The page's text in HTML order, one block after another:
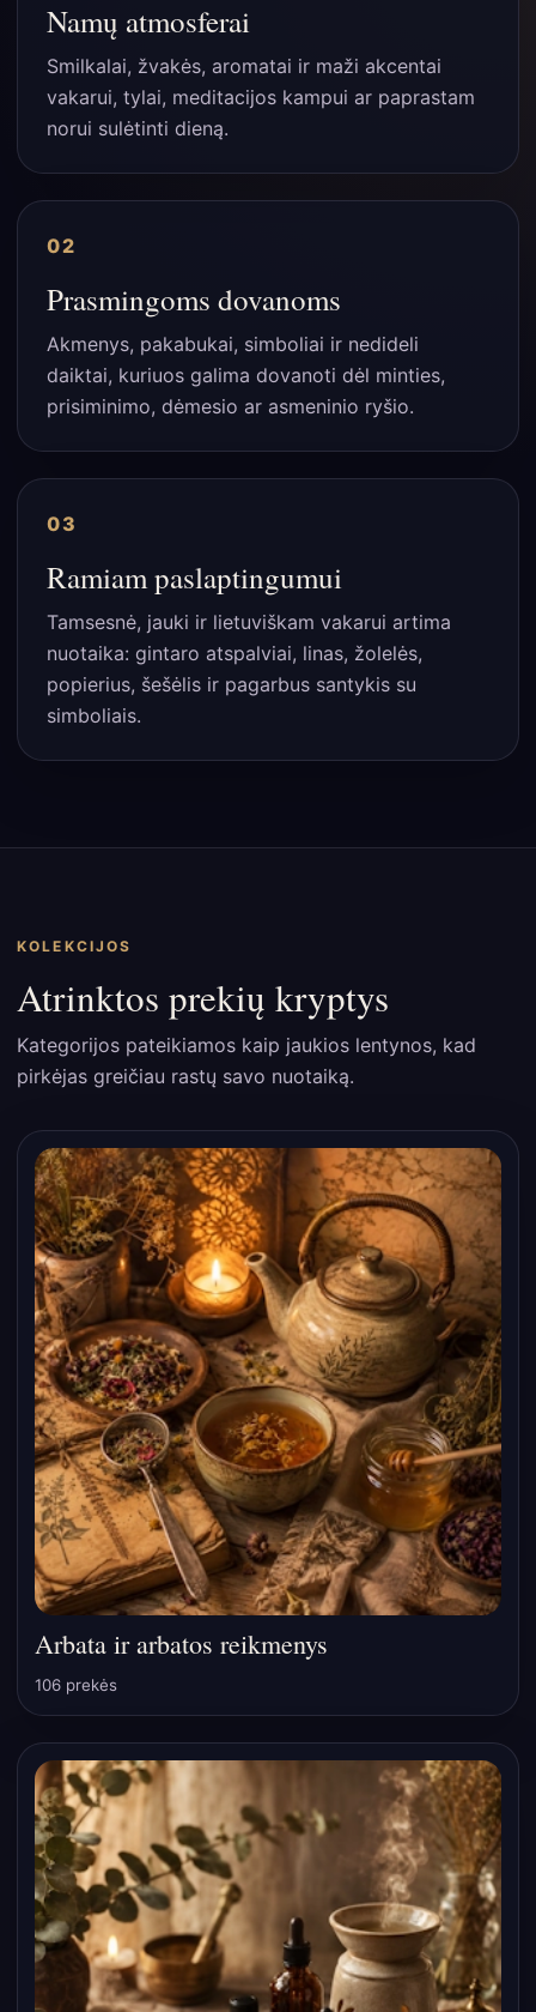
Namų atmosferai
Smilkalai, žvakės, aromatai ir maži akcentai
vakarui, tylai, meditacijos kampui ar paprastam
norui sulėtinti dieną.
02
Prasmingoms dovanoms
Akmenys, pakabukai, simboliai ir nedideli
daiktai, kuriuos galima dovanoti dėl minties,
prisiminimo, dėmesio ar asmeninio ryšio.
03
Ramiam paslaptingumui
Tamsesnė, jauki ir lietuviškam vakarui artima
nuotaika: gintaro atspalviai, linas, žolelės,
popierius, šešėlis ir pagarbus santykis su
simboliais.
KOLEKCIJOS
Atrinktos prekių kryptys
Kategorijos pateikiamos kaip jaukios lentynos, kad
pirkėjas greičiau rastų savo nuotaiką.
Arbata ir arbatos reikmenys
106 prekės